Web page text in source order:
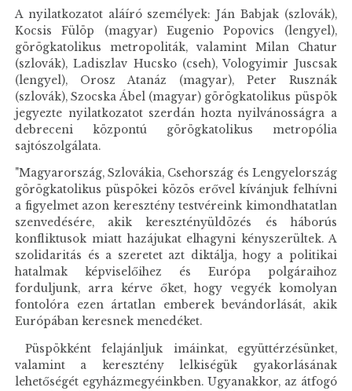
A nyilatkozatot aláíró személyek: Ján Babjak (szlovák),
Kocsis Fülöp (magyar) Eugenio Popovics (lengyel),
görögkatolikus metropoliták, valamint Milan Chatur
(szlovák), Ladiszlav Hucsko (cseh), Vologyimir Juscsak
(lengyel), Orosz Atanáz (magyar), Peter Rusznák
(szlovák), Szocska Ábel (magyar) görögkatolikus püspök
jegyezte nyilatkozatot szerdán hozta nyilvánosságra a
debreceni központú görögkatolikus metropólia
sajtószolgálata.
"Magyarország, Szlovákia, Csehország és Lengyelország
görögkatolikus püspökei közös erővel kívánjuk felhívni
a figyelmet azon keresztény testvéreink kimondhatatlan
szenvedésére, akik keresztényüldözés és háborús
konfliktusok miatt hazájukat elhagyni kényszerültek. A
szolidaritás és a szeretet azt diktálja, hogy a politikai
hatalmak képviselőihez és Európa polgáraihoz
forduljunk, arra kérve őket, hogy vegyék komolyan
fontolóra ezen ártatlan emberek bevándorlását, akik
Európában keresnek menedéket.
Püspökként felajánljuk imáinkat, együttérzésünket,
valamint a keresztény lelkiségük gyakorlásának
lehetőségét egyházmegyéinkben. Ugyanakkor, az átfogó